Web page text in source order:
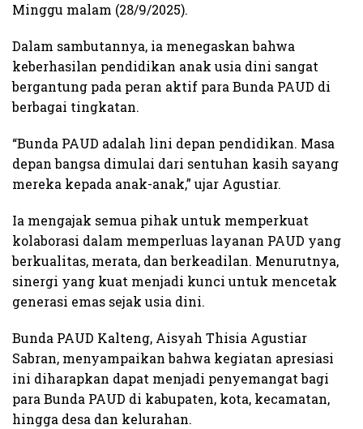
Minggu malam (28/9/2025).
Dalam sambutannya, ia menegaskan bahwa
keberhasilan pendidikan anak usia dini sangat
bergantung pada peran aktif para Bunda PAUD di
berbagai tingkatan.
“Bunda PAUD adalah lini depan pendidikan. Masa
depan bangsa dimulai dari sentuhan kasih sayang
mereka kepada anak-anak,” ujar Agustiar.
Ia mengajak semua pihak untuk memperkuat
kolaborasi dalam memperluas layanan PAUD yang
berkualitas, merata, dan berkeadilan. Menurutnya,
sinergi yang kuat menjadi kunci untuk mencetak
generasi emas sejak usia dini.
Bunda PAUD Kalteng, Aisyah Thisia Agustiar
Sabran, menyampaikan bahwa kegiatan apresiasi
ini diharapkan dapat menjadi penyemangat bagi
para Bunda PAUD di kabupaten, kota, kecamatan,
hingga desa dan kelurahan.